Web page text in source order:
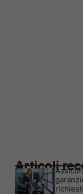
Articoli